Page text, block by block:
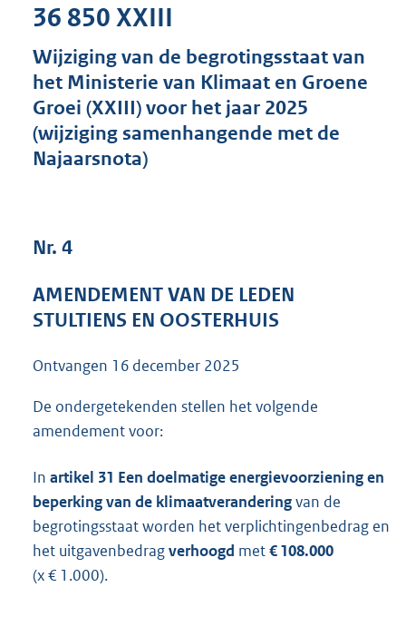
d
s
g
r
o
b
36 850 XXIII
Wijziging van de begrotingsstaat van
het Ministerie van Klimaat en Groene
Groei (XXIII) voor het jaar 2025
(wijziging samenhangende met de
Najaarsnota)
Nr. 4
AMENDEMENT VAN DE LEDEN
STULTIENS EN OOSTERHUIS
Ontvangen 16 december 2025
De ondergetekenden stellen het volgende
amendement voor:
In artikel 31 Een doelmatige energievoorziening en
beperking van de klimaatveranderingvan de
begrotingsstaat worden het verplichtingenbedrag en
het uitgavenbedragverhoogd met€ 108.000
(x € 1.000).